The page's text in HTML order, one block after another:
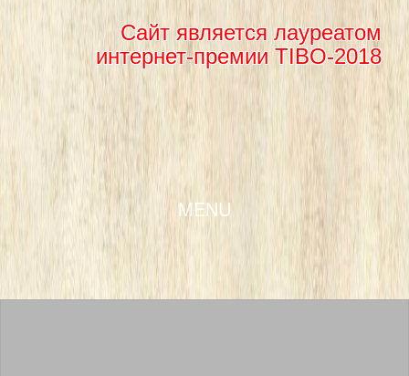
Сайт является лауреатом
интернет-премии TIBO-2018
MENU
SKIP TO CONTENT